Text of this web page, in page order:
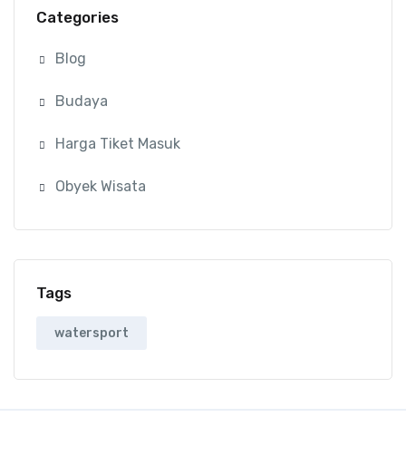
Categories
Blog
Budaya
Harga Tiket Masuk
Obyek Wisata
Tags
watersport